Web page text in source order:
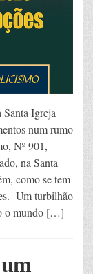
Igreja
num rumo
Nº 901,
na Santa
como se tem
Um turbilhão
o mundo […]